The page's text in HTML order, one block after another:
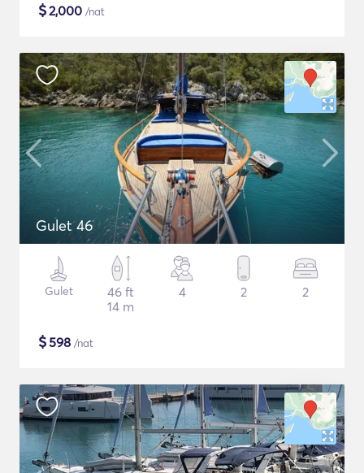
$2,000 /nat
Gulet 46
Gulet
46 ft
14 m
4 2 2
$598 /nat